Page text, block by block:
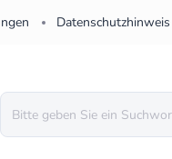
Datenschutzhinweis